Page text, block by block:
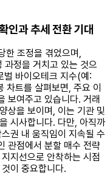
인과 추세 전환 기대
한 조정을 겪었으며,
정을 거치고 있는 것으
벌 바이오테크 지수(예:
트를 살펴보면, 주요 이
보여주고 있습니다. 거래
상을 보이며, 이는 기관 및
시사합니다. 다만, 아직까
권 내 움직임이 지속될 수
관점에서 분할 매수 전략
지선으로 안착하는 시점
이 중요합니다.